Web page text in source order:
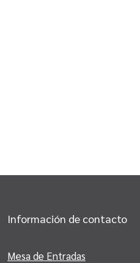
Información de contacto
Mesa de Entradas